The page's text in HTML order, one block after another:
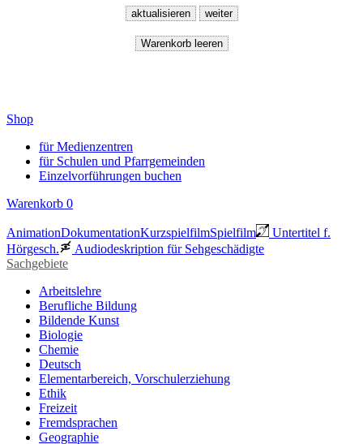
Shop
für Medienzentren
für Schulen und Pfarrgemeinden
Einzelvorführungen buchen
Warenkorb 0
AnimationDokumentationKurzspielfilmSpielfilm
Untertitel f.
Hörgesch.
Audiodeskription für Sehgeschädigte
Sachgebiete
Arbeitslehre
Berufliche Bildung
Bildende Kunst
Biologie
Chemie
Deutsch
Elementarbereich, Vorschulerziehung
Ethik
Freizeit
Fremdsprachen
Geographie